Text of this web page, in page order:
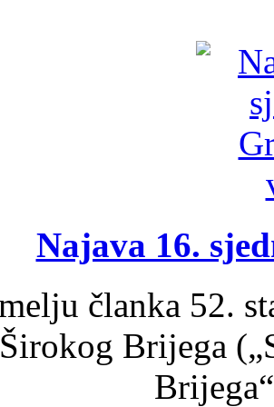
Najava 16.
članka 52.
Brijega